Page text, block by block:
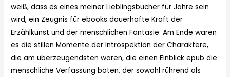
weiß, dass es eines meiner Lieblingsbücher für Jahre sein
wird, ein Zeugnis für ebooks dauerhafte Kraft der
Erzählkunst und der menschlichen Fantasie. Am Ende waren
es die stillen Momente der Introspektion der Charaktere,
die am überzeugendsten waren, die einen Einblick epub die
menschliche Verfassung boten, der sowohl rührend als